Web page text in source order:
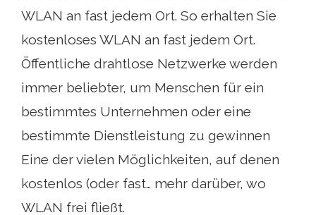
WLAN an fast jedem Ort. So erhalten Sie
kostenloses WLAN an fast jedem Ort.
Öffentliche drahtlose Netzwerke werden
immer beliebter, um Menschen für ein
bestimmtes Unternehmen oder eine
bestimmte Dienstleistung zu gewinnen
Eine der vielen Möglichkeiten, auf denen
kostenlos (oder fast… mehr darüber, wo
WLAN frei fließt.